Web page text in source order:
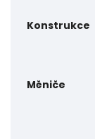
Konstrukce
Měniče